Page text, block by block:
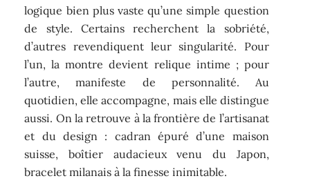
logique bien plus vaste qu’une simple question
de style. Certains recherchent la sobriété,
d’autres revendiquent leur singularité. Pour
l’un, la montre devient relique intime ; pour
l’autre, manifeste de personnalité. Au
quotidien, elle accompagne, mais elle distingue
aussi. On la retrouve à la frontière de l’artisanat
et du design : cadran épuré d’une maison
suisse, boîtier audacieux venu du Japon,
bracelet milanais à la finesse inimitable.